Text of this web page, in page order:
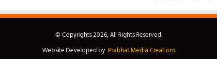
© Copyrights 2026, All Rights Reserved.
Website Developed by Prabhat Media Creations